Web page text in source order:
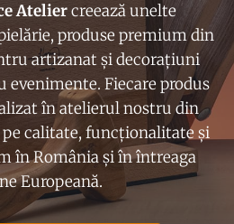
Ateliercreează unelte
produse premium din
artizanat și decorațiuni
evenimente. Fiecare produs
în atelierul nostru din
calitate, funcționalitate și
în România și în întreaga
Europeană.